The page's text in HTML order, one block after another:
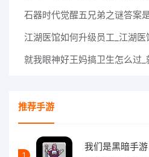
江湖医馆如何升级员工_江湖
推荐手游
1
我们是黑暗手游